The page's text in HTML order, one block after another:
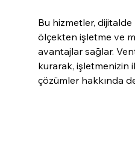
Bu hizmetler,
ölçekten işletme ve
avantajlar sağlar.
kurarak, işletmenizin
çözümler hakkında